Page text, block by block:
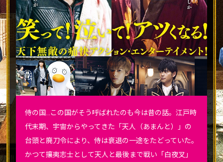
侍の国…この国がそう呼ばれたのも今は昔の話。江戸時
代末期、宇宙からやってきた「天人（あまんと）」の
台頭と廃刀令により、侍は衰退の一途をたどっていた。
かつて攘夷志士として天人と最後まで戦い「白夜叉」